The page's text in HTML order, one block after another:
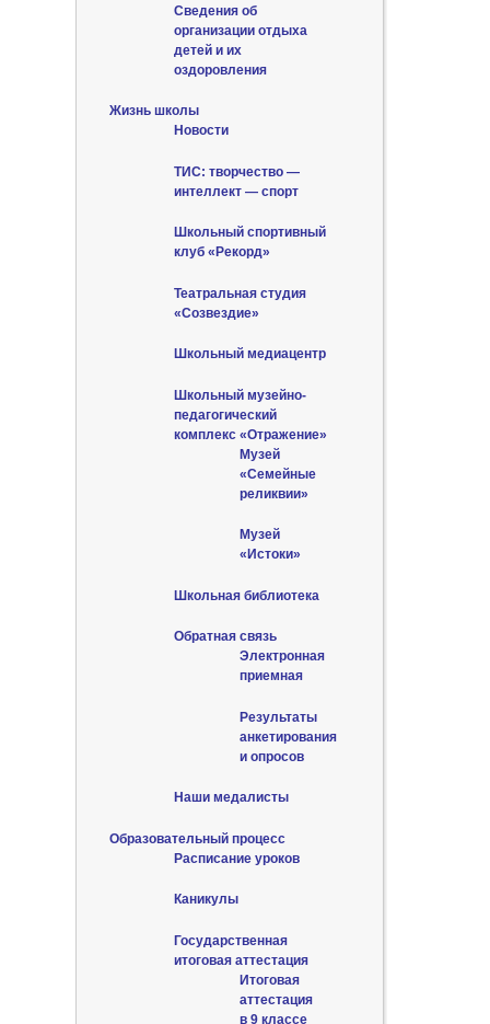
Сведения об
организации отдыха
детей и их
оздоровления
Жизнь школы
Новости
ТИС: творчество —
интеллект — спорт
Школьный спортивный
клуб «Рекорд»
Театральная студия
«Созвездие»
Школьный медиацентр
Школьный музейно-
педагогический
комплекс «Отражение»
Музей
«Семейные
реликвии»
Музей
«Истоки»
Школьная библиотека
Обратная связь
Электронная
приемная
Результаты
анкетирования
и опросов
Наши медалисты
Образовательный процесс
Расписание уроков
Каникулы
Государственная
итоговая аттестация
Итоговая
аттестация
в 9 классе